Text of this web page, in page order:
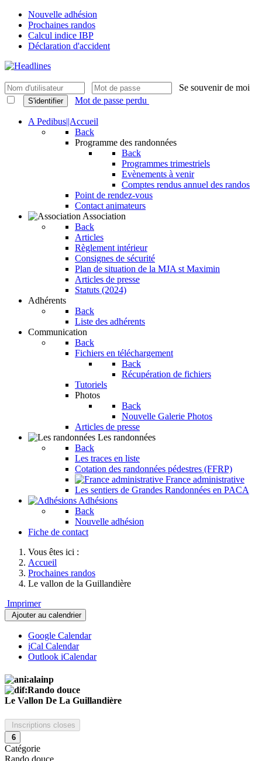
Nouvelle adhésion
Prochaines randos
Calcul indice IBP
Déclaration d'accident
Se souvenir de moi
S'identifier Mot de passe perdu
A Pedibus||Accueil
Back
Programme des randonnées
Back
Programmes trimestriels
Evènements à venir
Comptes rendus annuel des randos
Point de rendez-vous
Contact animateurs
Association
Back
Articles
Règlement intérieur
Consignes de sécurité
Plan de situation de la MJA st Maximin
Articles de presse
Statuts (2024)
Adhérents
Back
Liste des adhérents
Communication
Back
Fichiers en téléchargement
Back
Récupération de fichiers
Tutoriels
Photos
Back
Nouvelle Galerie Photos
Articles de presse
Les randonnées
Back
Les traces en liste
Cotation des randonnées pédestres (FFRP)
France administrative
Les sentiers de Grandes Randonnées en PACA
Adhésions
Back
Nouvelle adhésion
Fiche de contact
Vous êtes ici :
Accueil
Prochaines randos
Le vallon de la Guillandière
Imprimer
Ajouter au calendrier
Google Calendar
iCal Calendar
Outlook iCalendar
Le Vallon De La Guillandière
Inscriptions closes
6
Catégorie
Rando douce